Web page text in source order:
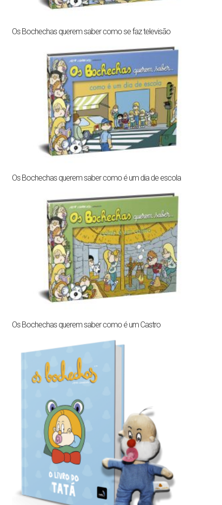
Os Bochechas querem saber como se faz televisão
Os Bochechas querem saber como é um dia de escola
Os Bochechas querem saber como é um Castro